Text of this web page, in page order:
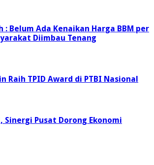
: Belum Ada Kenaikan Harga BBM per
Diimbau Tenang
Raih TPID Award di PTBI Nasional
Sinergi Pusat Dorong Ekonomi